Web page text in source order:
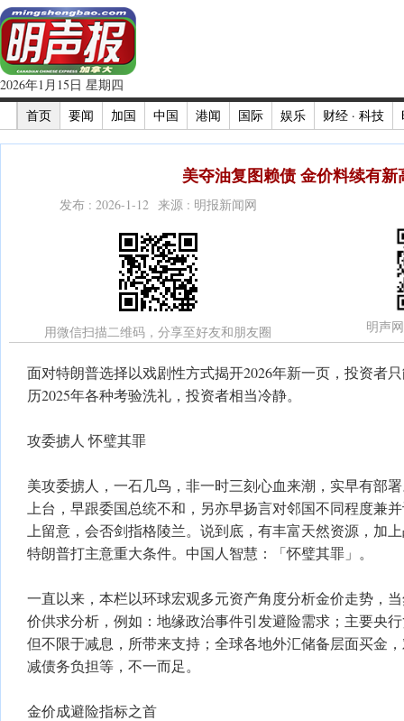
2026年1月15日 星期四
首页
要闻 加国 中国 港闻 国际 娱乐 财经 · 科技
美夺油复图赖债 金价料续有新
发布 : 2026-1-12 来源 : 明报新闻网
用微信扫描二维码，分享至好友和朋友圈 明声
面对特朗普选择以戏剧性方式揭开2026年新一页，投资者
历2025年各种考验洗礼，投资者相当冷静。
攻委掳人 怀璧其罪
美攻委掳人，一石几鸟，非一时三刻心血来潮，实早有部
上台，早跟委国总统不和，另亦早扬言对邻国不同程度兼
上留意，会否剑指格陵兰。说到底，有丰富天然资源，加
特朗普打主意重大条件。中国人智慧：「怀璧其罪」。
一直以来，本栏以环球宏观多元资产角度分析金价走势，
价供求分析，例如：地缘政治事件引发避险需求；主要央
但不限于减息，所带来支持；全球各地外汇储备层面买金
减债务负担等，不一而足。
金价成避险指标之首